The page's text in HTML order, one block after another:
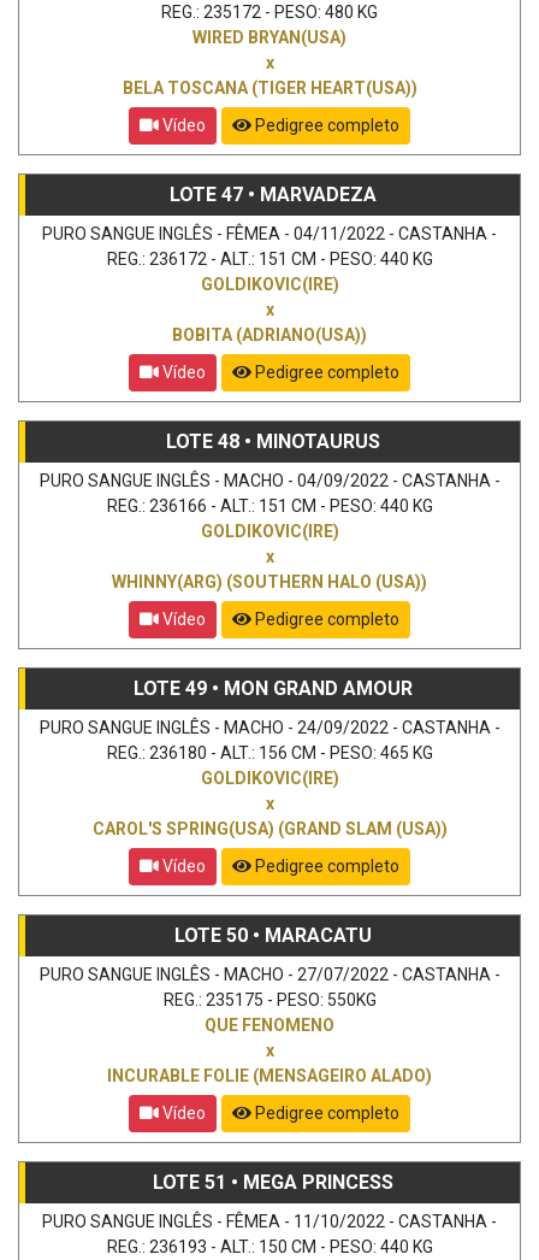
REG.: 235172 - PESO: 480 KG
WIRED BRYAN(USA)
x
BELA TOSCANA (TIGER HEART(USA))
Vídeo
Pedigree completo
LOTE 47 • MARVADEZA
PURO SANGUE INGLÊS - FÊMEA - 04/11/2022 - CASTANHA -
REG.: 236172 - ALT.: 151 CM - PESO: 440 KG
GOLDIKOVIC(IRE)
x
BOBITA (ADRIANO(USA))
Vídeo
Pedigree completo
LOTE 48 • MINOTAURUS
PURO SANGUE INGLÊS - MACHO - 04/09/2022 - CASTANHA -
REG.: 236166 - ALT.: 151 CM - PESO: 440 KG
GOLDIKOVIC(IRE)
x
WHINNY(ARG) (SOUTHERN HALO (USA))
Vídeo
Pedigree completo
LOTE 49 • MON GRAND AMOUR
PURO SANGUE INGLÊS - MACHO - 24/09/2022 - CASTANHA -
REG.: 236180 - ALT.: 156 CM - PESO: 465 KG
GOLDIKOVIC(IRE)
x
CAROL'S SPRING(USA) (GRAND SLAM (USA))
Vídeo
Pedigree completo
LOTE 50 • MARACATU
PURO SANGUE INGLÊS - MACHO - 27/07/2022 - CASTANHA -
REG.: 235175 - PESO: 550KG
QUE FENOMENO
x
INCURABLE FOLIE (MENSAGEIRO ALADO)
Vídeo
Pedigree completo
LOTE 51 • MEGA PRINCESS
PURO SANGUE INGLÊS - FÊMEA - 11/10/2022 - CASTANHA -
REG.: 236193 - ALT.: 150 CM - PESO: 440 KG